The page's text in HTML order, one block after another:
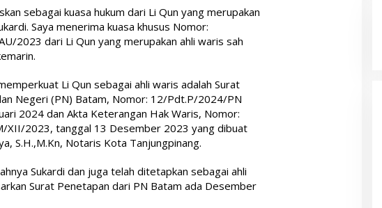
sebagai kuasa hukum dari Li Qun yang merupakan
Saya menerima kuasa khusus Nomor:
2023 dari Li Qun yang merupakan ahli waris sah
Li Qun sebagai ahli waris adalah Surat
Negeri (PN) Batam, Nomor: 12/Pdt.P/2024/PN
2024 dan Akta Keterangan Hak Waris, Nomor:
2023, tanggal 13 Desember 2023 yang dibuat
S.H.,M.Kn, Notaris Kota Tanjungpinang.
Sukardi dan juga telah ditetapkan sebagai ahli
Surat Penetapan dari PN Batam ada Desember